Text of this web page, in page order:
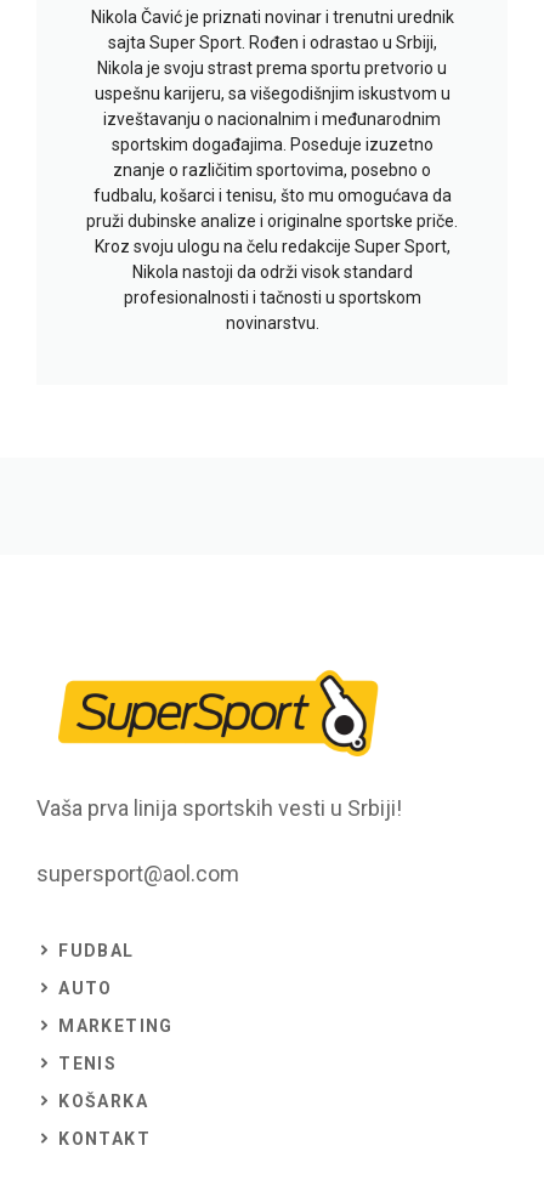
Nikola Čavić je priznati novinar i trenutni urednik
sajta Super Sport. Rođen i odrastao u Srbiji,
Nikola je svoju strast prema sportu pretvorio u
uspešnu karijeru, sa višegodišnjim iskustvom u
izveštavanju o nacionalnim i međunarodnim
sportskim događajima. Poseduje izuzetno
znanje o različitim sportovima, posebno o
fudbalu, košarci i tenisu, što mu omogućava da
pruži dubinske analize i originalne sportske priče.
Kroz svoju ulogu na čelu redakcije Super Sport,
Nikola nastoji da održi visok standard
profesionalnosti i tačnosti u sportskom
novinarstvu.
Vaša prva linija sportskih vesti u Srbiji!
supersport@aol.com
FUDBAL
AUTO
MARKETING
TENIS
KOŠARKA
KONTAKT